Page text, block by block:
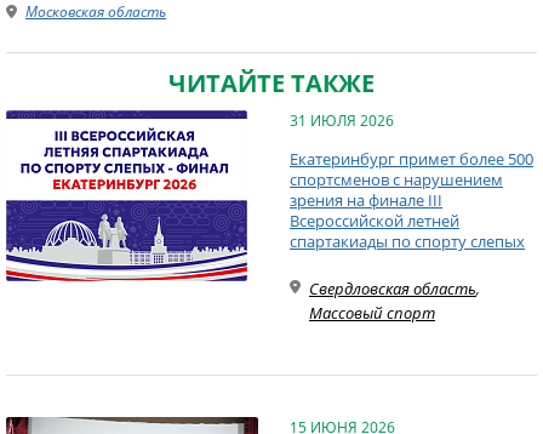
Московская область
ЧИТАЙТЕ ТАКЖЕ
31 ИЮЛЯ 2026
Екатеринбург примет более 500
спортсменов с нарушением
зрения на финале III
Всероссийской летней
спартакиады по спорту слепых
Свердловская область,
Массовый спорт
15 ИЮНЯ 2026